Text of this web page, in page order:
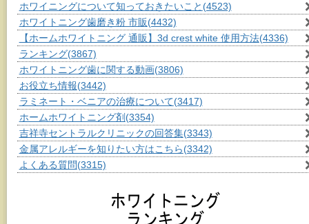
ホワイニングについて知っておきたいこと (4523)
ホワイトニング歯磨き粉 市販(4432)
【ホームホワイトニング 通販】3d crest white 使用方法(4336)
ランキング(3867)
ホワイトニング歯に関する動画(3806)
お役立ち情報(3442)
ラミネート・ベニアの治療について(3417)
ホームホワイトニング剤 (3354)
吉祥寺セントラルクリニックの回答集(3343)
金属アレルギーを知りたい方はこちら(3342)
よくある質問(3315)